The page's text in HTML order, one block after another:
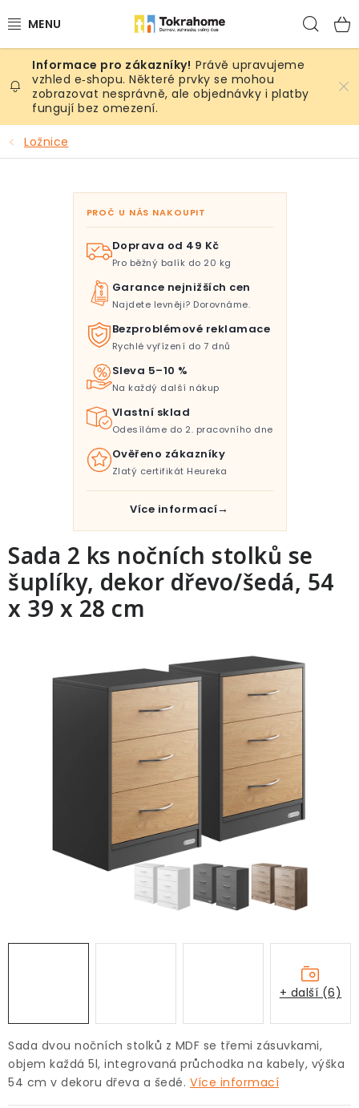
na
Výrobky
Místnosti
Venkovní prostory
Sezóna & Volný čas
Právě upravujeme
vzhled e‑shopu. Některé prvky se mohou
zobrazovat nesprávně, ale objednávky i platby
fungují bez omezení.
Ložnice
Sada dvou nočních stolků z MDF se třemi zásuvkami,
objem každá 5l, integrovaná průchodka na kabely, výška
54 cm v dekoru dřeva a šedé. Více informací
Sada 2 ks nočních stolků se
šuplíky, dekor dřevo/šedá, 54
x 39 x 28 cm
+ další (6)
PROČ U NÁS NAKOUPIT
Doprava od 49 Kč
Pro běžný balík do 20 kg
Garance nejnižších cen
Najdete levněji? Dorovnáme.
Bezproblémové reklamace
Rychlé vyřízení do 7 dnů
Sleva 5–10 %
Na každý další nákup
Vlastní sklad
Odesíláme do 2. pracovního dne
Ověřeno zákazníky
Zlatý certifikát Heureka
Více informací